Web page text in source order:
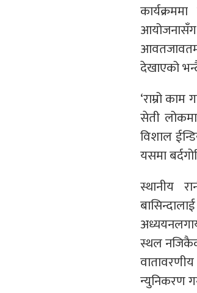
आयोजनासँग
देखाएको
‘राम्रो
सेती
विशाल
यसमा
स्थानीय
स्थल
न्युनिकरण